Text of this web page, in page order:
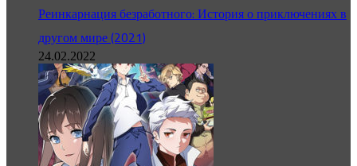
Реинкарнация безработного: История о приключениях в
другом мире (2021)
24.02.2022